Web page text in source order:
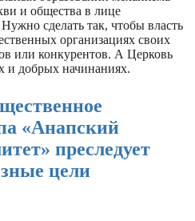
и общества в лице
сделать так, чтобы власть
организациях своих
или конкурентов. А Церковь
и добрых начинаниях.
«Анапский
преследует
цели